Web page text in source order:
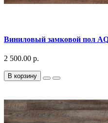
Виниловый замковой пол
2 500.00 р.
В корзину